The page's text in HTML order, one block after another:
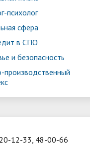
мероприятий
образовательная
психолог
сфера
в СПО
и безопасность
производственный
20-12-33, 48-00-66